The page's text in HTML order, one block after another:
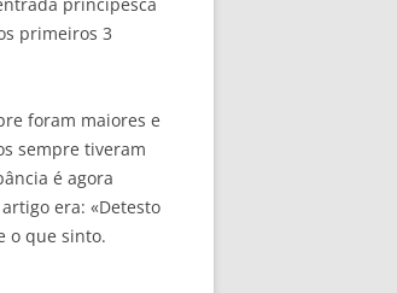
primeiros 3
foram maiores e
sempre tiveram
é agora
era: «Detesto
o que sinto.